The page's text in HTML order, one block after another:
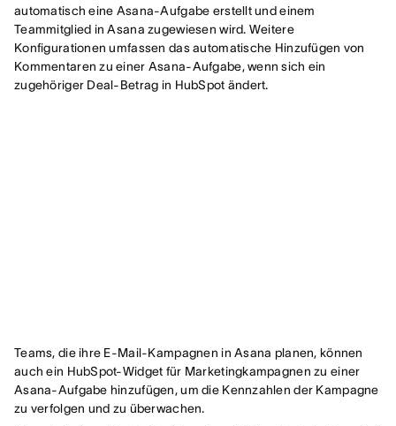
automatisch eine Asana-Aufgabe erstellt und einem
Teammitglied in Asana zugewiesen wird. Weitere
Konfigurationen umfassen das automatische Hinzufügen von
Kommentaren zu einer Asana-Aufgabe, wenn sich ein
zugehöriger Deal-Betrag in HubSpot ändert.
Teams, die ihre E-Mail-Kampagnen in Asana planen, können
auch ein HubSpot-Widget für Marketingkampagnen zu einer
Asana-Aufgabe hinzufügen, um die Kennzahlen der Kampagne
zu verfolgen und zu überwachen.